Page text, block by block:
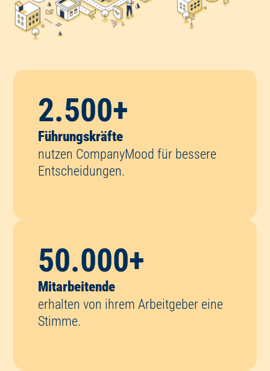
2.500
Führungskräfte
nutzen CompanyMood für bessere
Entscheidungen.
50.000
Mitarbeitende
erhalten von ihrem Arbeitgeber eine
Stimme.